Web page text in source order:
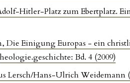
Hitler-Platz zum Ebertplatz.
Einigung Europas - ein
Bd. 4 (2009)
Lersch/Hans-Ulrich Weidemann